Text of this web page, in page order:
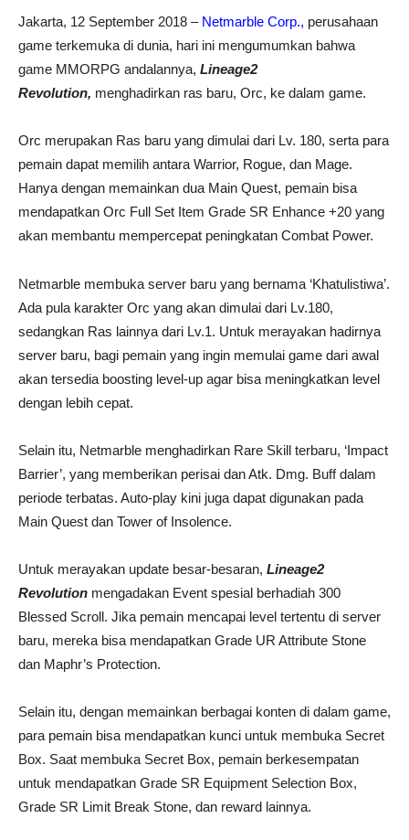
Jakarta, 12 September 2018 – Netmarble Corp., perusahaan
game terkemuka di dunia, hari ini mengumumkan bahwa
game MMORPG andalannya, Lineage2
Revolution, menghadirkan ras baru, Orc, ke dalam game.
Orc merupakan Ras baru yang dimulai dari Lv. 180, serta para
pemain dapat memilih antara Warrior, Rogue, dan Mage.
Hanya dengan memainkan dua Main Quest, pemain bisa
mendapatkan Orc Full Set Item Grade SR Enhance +20 yang
akan membantu mempercepat peningkatan Combat Power.
Netmarble membuka server baru yang bernama ‘Khatulistiwa’.
Ada pula karakter Orc yang akan dimulai dari Lv.180,
sedangkan Ras lainnya dari Lv.1. Untuk merayakan hadirnya
server baru, bagi pemain yang ingin memulai game dari awal
akan tersedia boosting level-up agar bisa meningkatkan level
dengan lebih cepat.
Selain itu, Netmarble menghadirkan Rare Skill terbaru, ‘Impact
Barrier’, yang memberikan perisai dan Atk. Dmg. Buff dalam
periode terbatas. Auto-play kini juga dapat digunakan pada
Main Quest dan Tower of Insolence.
Untuk merayakan update besar-besaran, Lineage2
Revolution mengadakan Event spesial berhadiah 300
Blessed Scroll. Jika pemain mencapai level tertentu di server
baru, mereka bisa mendapatkan Grade UR Attribute Stone
dan Maphr’s Protection.
Selain itu, dengan memainkan berbagai konten di dalam game,
para pemain bisa mendapatkan kunci untuk membuka Secret
Box. Saat membuka Secret Box, pemain berkesempatan
untuk mendapatkan Grade SR Equipment Selection Box,
Grade SR Limit Break Stone, dan reward lainnya.